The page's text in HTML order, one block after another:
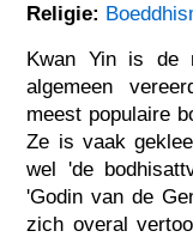
Religie:
Kwan Yin is de
algemeen
meest populaire
Ze is vaak
wel 'de
'Godin van de
zich overal